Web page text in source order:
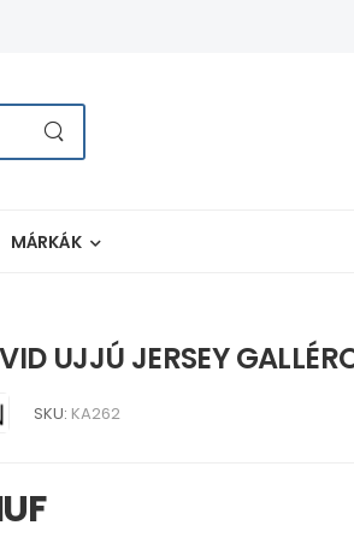
MÁRKÁK
UJJÚ JERSEY
SKU: KA262